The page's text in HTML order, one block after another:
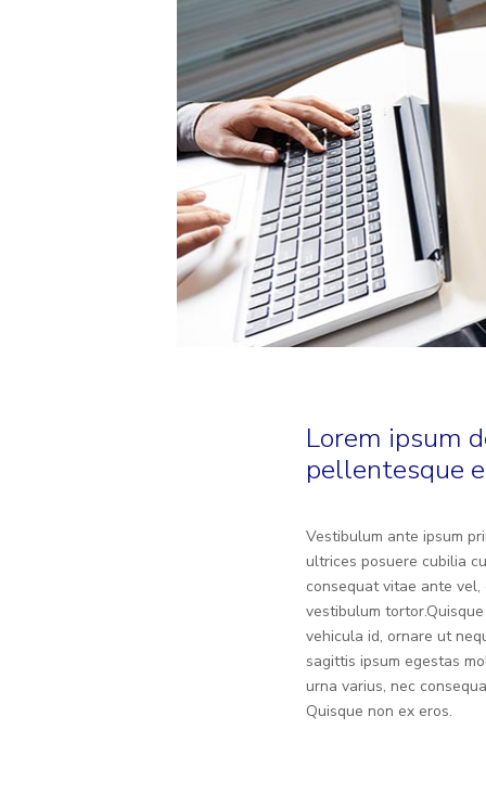
Lorem ipsum
pellentesque
Vestibulum ante ipsum
ultrices posuere cubilia
consequat vitae ante
vestibulum
vehicula id, ornare ut
sagittis ipsum egestas
urna varius, nec
Quisque non ex eros.